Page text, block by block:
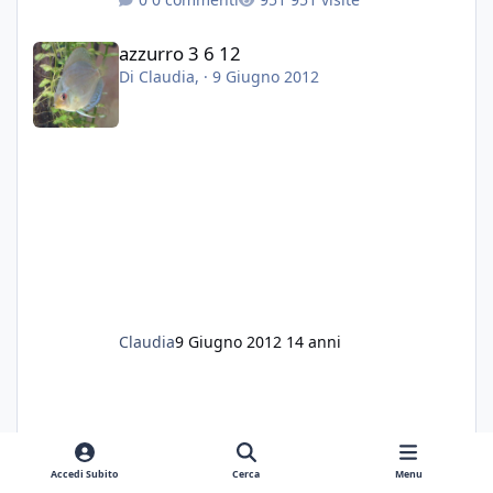
azzurro 3 6 12
azzurro 3 6 12
Di Claudia, · 9 Giugno 2012
Claudia9 Giugno 2012 14 anni
Accedi Subito Cerca Menu